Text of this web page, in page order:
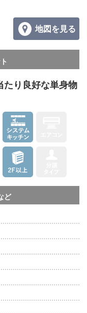
地図を見る
たり良好な単身物
ど